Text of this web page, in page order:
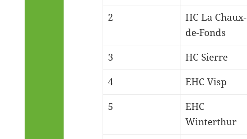
2
HC La Chaux-
de-Fonds
3 HC Sierre
4
EHC Visp
5
EHC
Winterthur